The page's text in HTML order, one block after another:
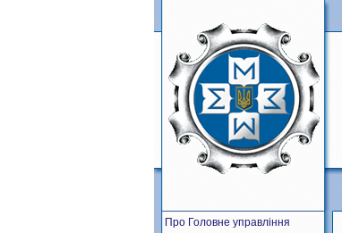
Про Головне управління